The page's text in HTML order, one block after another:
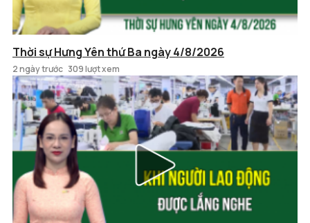
Thời sự Hưng Yên thứ Ba ngày 4/8/2026
2 ngày trước 309 lượt xem